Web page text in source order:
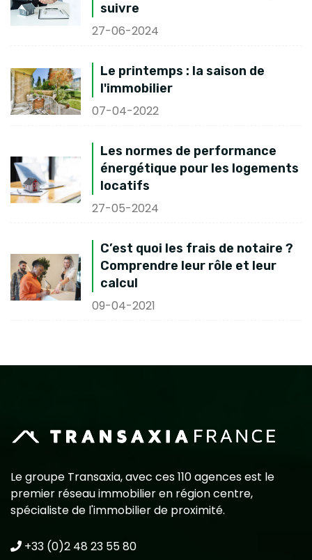
suivre
27-06-2024
Le printemps : la saison de
l'immobilier
07-04-2022
Les normes de performance
énergétique pour les logements
locatifs
27-05-2024
C’est quoi les frais de notaire ?
Comprendre leur rôle et leur
calcul
09-04-2021
Le groupe Transaxia, avec ces 110 agences est le
premier réseau immobilier en région centre,
spécialiste de l'immobilier de proximité.
+33 (0)2 48 23 55 80